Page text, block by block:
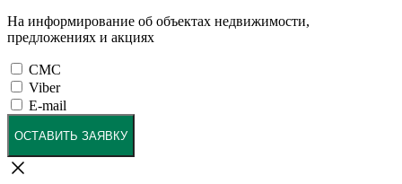
На информирование об объектах недвижимости,
предложениях и акциях
СМС
Viber
E-mail
ОСТАВИТЬ ЗАЯВКУ